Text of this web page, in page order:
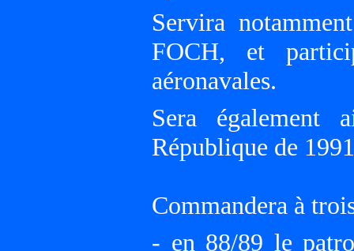
Servira
FOCH, et
aéronavales.
Sera également
République de
Commandera à
- en 88/89 le